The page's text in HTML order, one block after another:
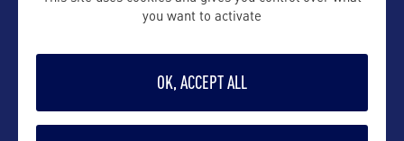
VOIR LE SITE
you want to activate
OK, ACCEPT ALL